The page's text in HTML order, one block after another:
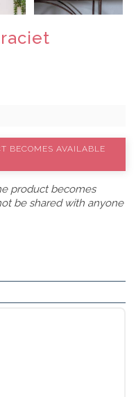
BECOMES AVAILABLE
product becomes
be shared with anyone